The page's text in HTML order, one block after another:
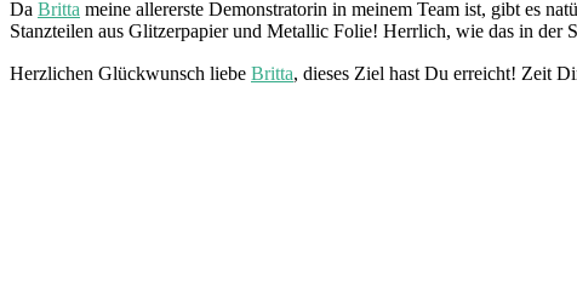
Da Britta meine allererste Demonstratorin in meinem Team ist, gibt es
Stanzteilen aus Glitzerpapier und Metallic Folie! Herrlich, wie das in der
Herzlichen Glückwunsch liebe Britta, dieses Ziel hast Du erreicht! Zeit